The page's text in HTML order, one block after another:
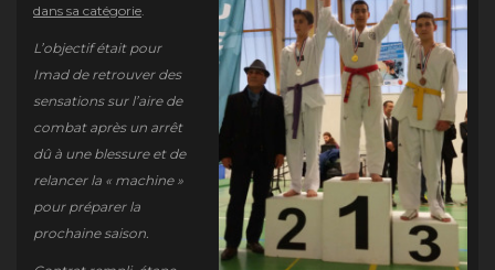
dans sa catégorie
L’objectif était pour
Imad de retrouver des
sensations sur l’aire de
combat après un arrêt
dû à une blessure et de
relancer la « machine »
pour préparer la
prochaine saison.